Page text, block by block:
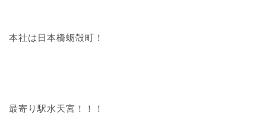
本社は日本橋蛎殻町！
最寄り駅水天宮！！！